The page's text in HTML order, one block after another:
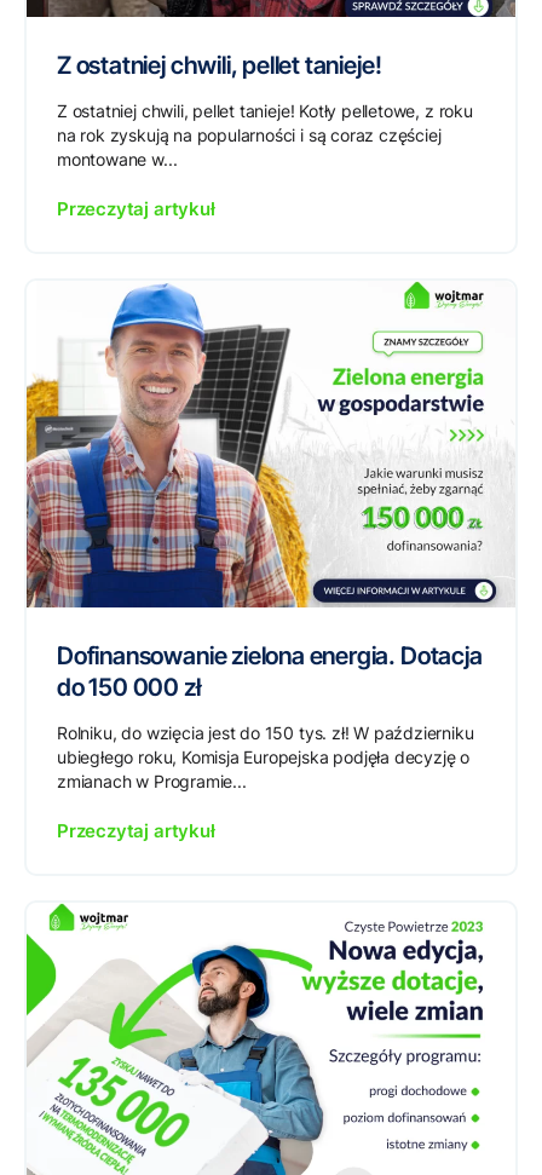
Z ostatniej chwili, pellet tanieje!
Z ostatniej chwili, pellet tanieje! Kotły pelletowe, z roku
na rok zyskują na popularności i są coraz częściej
montowane w...
Przeczytaj artykuł
Dofinansowanie zielona energia. Dotacja
do 150 000 zł
Rolniku, do wzięcia jest do 150 tys. zł! W październiku
ubiegłego roku, Komisja Europejska podjęła decyzję o
zmianach w Programie...
Przeczytaj artykuł